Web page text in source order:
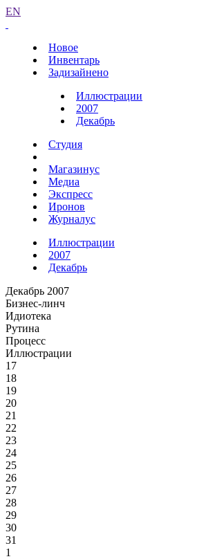
EN
Новое
Инвентарь
Задизайнено
Иллюстрации
2007
Декабрь
Студия
Магазинус
Медиа
Экспресс
Иронов
Журналус
Иллюстрации
2007
Декабрь
Декабрь 2007
Бизнес-линч
Идиотека
Рутина
Процесс
Иллюстрации
17
18
19
20
21
22
23
24
25
26
27
28
29
30
31
1